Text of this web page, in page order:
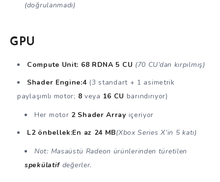
(doğrulanmadı)
GPU
Compute Unit: 68 RDNA 5 CU (70 CU’dan kırpılmış)
Shader Engine:4(3 standart + 1 asimetrik
paylaşımlı motor; 8 veya 16 CU barındırıyor)
Her motor 2 Shader Array içeriyor
L2 önbellek:En az 24 MB(Xbox Series X’in 5 katı)
Not: Masaüstü Radeon ürünlerinden türetilen
spekülatifdeğerler.